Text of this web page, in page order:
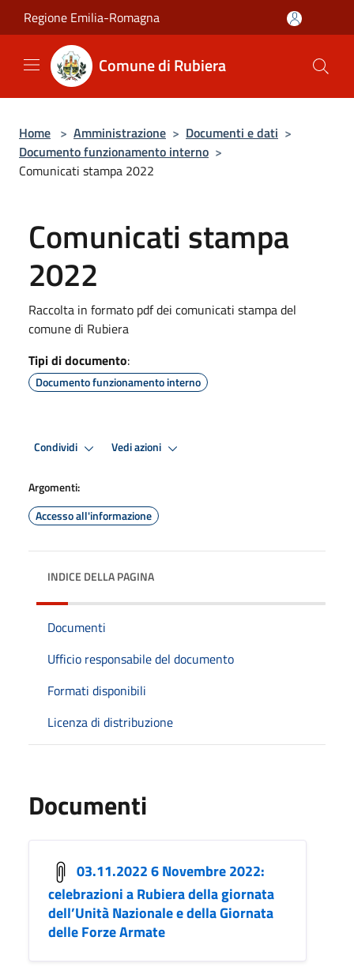
Salta al contenuto principale
Regione Emilia-Romagna
Comune di Rubiera
Home > Amministrazione > Documenti e dati >
Documento funzionamento interno >
Comunicati stampa 2022
Comunicati stampa
2022
Raccolta in formato pdf dei comunicati stampa del
comune di Rubiera
Tipi di documento:
Documento funzionamento interno
Condividi Vedi azioni
Argomenti:
Accesso all'informazione
INDICE DELLA PAGINA
Documenti
Ufficio responsabile del documento
Formati disponibili
Licenza di distribuzione
Documenti
03.11.2022 6 Novembre 2022:
celebrazioni a Rubiera della giornata
dell’Unità Nazionale e della Giornata
delle Forze Armate